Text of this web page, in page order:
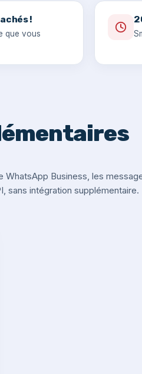
!
que vous
Business, les
sans intégration supplémentaire.